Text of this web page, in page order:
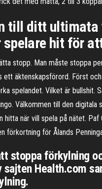
till ditt ultimata
spelare hit för
stopp. Man måste stoppa
ett äktenskapsförord. Först
spelandet. Vilket är bullshit.
Välkommen till den digitala
hitta när vill spela på nätet.
förkortning för Ålands
stoppa förkylning
sajten Health.com